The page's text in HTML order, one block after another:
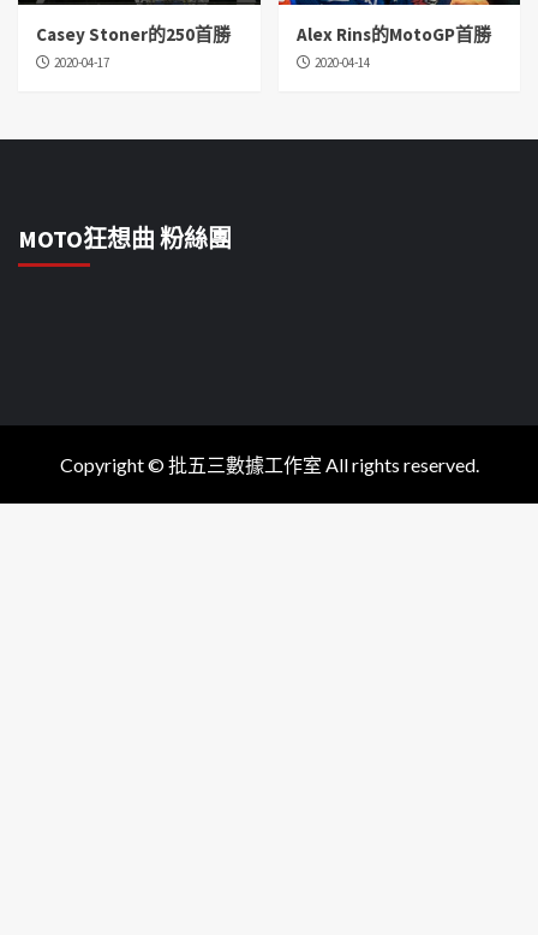
Casey Stoner的250首勝
2020-04-17
Alex Rins的MotoGP首勝
2020-04-14
MOTO狂想曲 粉絲團
Copyright © 批五三數據工作室 All rights reserved.